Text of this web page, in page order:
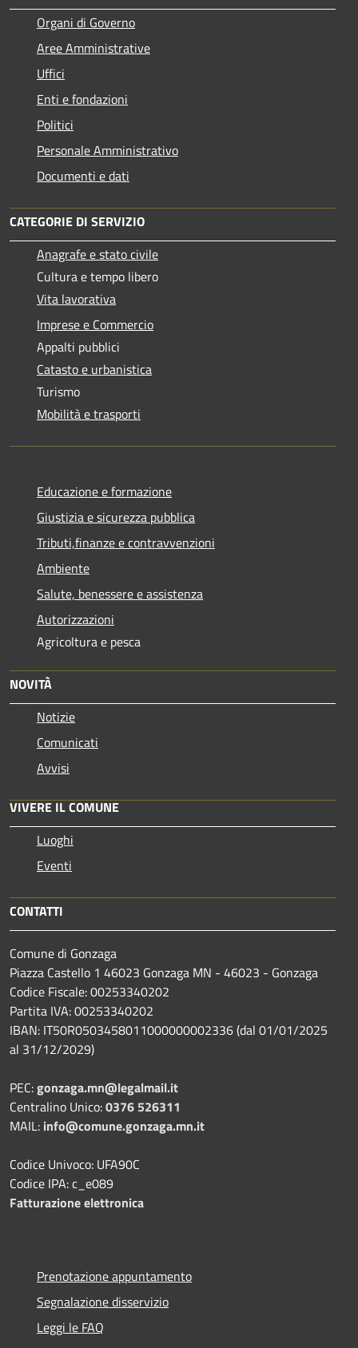
Organi di Governo
Aree Amministrative
Uffici
Enti e fondazioni
Politici
Personale Amministrativo
Documenti e dati
CATEGORIE DI SERVIZIO
Anagrafe e stato civile
Cultura e tempo libero
Vita lavorativa
Imprese e Commercio
Appalti pubblici
Catasto e urbanistica
Turismo
Mobilità e trasporti
Educazione e formazione
Giustizia e sicurezza pubblica
Tributi,finanze e contravvenzioni
Ambiente
Salute, benessere e assistenza
Autorizzazioni
Agricoltura e pesca
NOVITÀ
Notizie
Comunicati
Avvisi
VIVERE IL COMUNE
Luoghi
Eventi
CONTATTI
Comune di Gonzaga
Piazza Castello 1 46023 Gonzaga MN - 46023 - Gonzaga
Codice Fiscale: 00253340202
Partita IVA: 00253340202
IBAN: IT50R0503458011000000002336 (dal 01/01/2025
al 31/12/2029)
PEC:gonzaga.mn@legalmail.it
Centralino Unico:0376 526311
MAIL: info@comune.gonzaga.mn.it
Codice Univoco: UFA90C
Codice IPA: c_e089
Fatturazione elettronica
Prenotazione appuntamento
Segnalazione disservizio
Leggi le FAQ